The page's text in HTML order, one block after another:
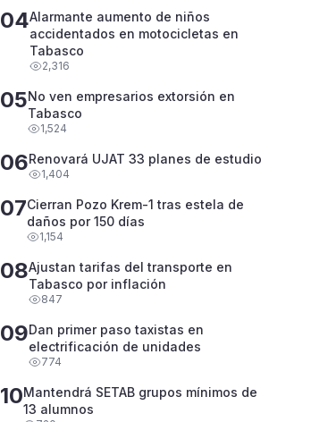
04Alarmante aumento de niños
accidentados en motocicletas en
Tabasco
2,316
05No ven empresarios extorsión en
Tabasco
1,524
06Renovará UJAT 33 planes de estudio
1,404
07Cierran Pozo Krem-1 tras estela de
daños por 150 días
1,154
08Ajustan tarifas del transporte en
Tabasco por inflación
847
09Dan primer paso taxistas en
electrificación de unidades
774
10Mantendrá SETAB grupos mínimos de
13 alumnos